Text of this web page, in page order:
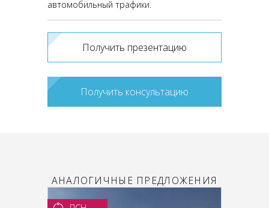
автомобильный трафики.
Получить презентацию
Получить консультацию
АНАЛОГИЧНЫЕ ПРЕДЛОЖЕНИЯ